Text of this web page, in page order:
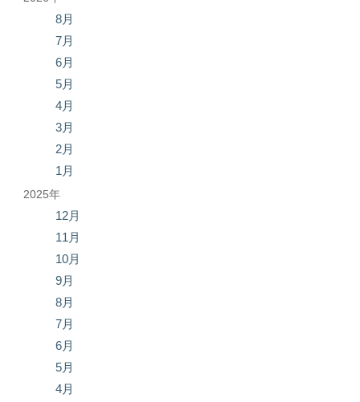
8月
7月
6月
5月
4月
3月
2月
1月
2025年
12月
11月
10月
9月
8月
7月
6月
5月
4月